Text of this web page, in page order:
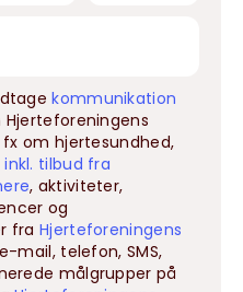
kommunikation
fx om hjertesundhed,
tilbud fra
, aktiviteter,
og
fraHjerteforeningens
mail, telefon, SMS,
målgrupper på